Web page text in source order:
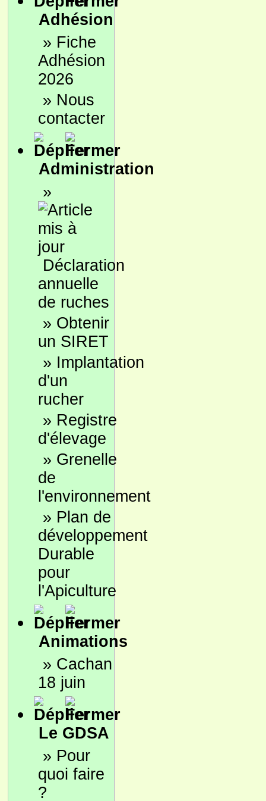
Adhésion
» Fiche
Adhésion
2026
» Nous
contacter
Administration
»
Déclaration
annuelle
de ruches
» Obtenir
un SIRET
» Implantation
d'un
rucher
» Registre
d'élevage
» Grenelle
de
l'environnement
» Plan de
développement
Durable
pour
l'Apiculture
Animations
» Cachan
18 juin
Le GDSA
» Pour
quoi faire
?